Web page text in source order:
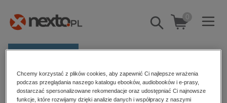
Pokaż/schowaj
wyszukiwarkę
0
Kategorie
Zobacz wszystkie E-prasa
Strona główna Agata Grabowska
Chcemy korzystać z plików cookies, aby zapewnić Ci najlepsze wrażenia
podczas przeglądania naszego katalogu ebooków, audiobooków i e-prasy,
dostarczać spersonalizowane rekomendacje oraz udostępniać Ci najnowsze
funkcje, które rozwijamy dzięki analizie danych i współpracy z naszymi